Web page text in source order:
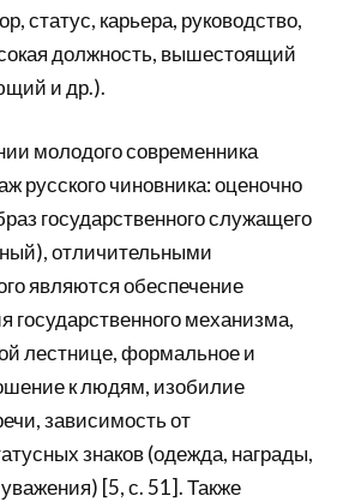
статус, карьера, руководство,
должность, вышестоящий
и др.).
молодого современника
русского чиновника: оценочно
государственного служащего
отличительными
являются обеспечение
государственного механизма,
лестнице, формальное и
к людям, изобилие
зависимость от
знаков (одежда, награды,
[5, с. 51]. Также